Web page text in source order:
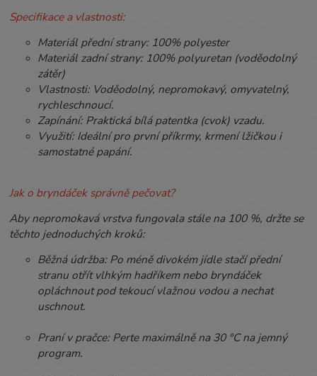
Specifikace a vlastnosti:
Materiál přední strany: 100% polyester
Materiál zadní strany: 100% polyuretan (voděodolný
zátěr)
Vlastnosti: Voděodolný, nepromokavý, omyvatelný,
rychleschnoucí.
Zapínání: Praktická bílá patentka (cvok) vzadu.
Využití: Ideální pro první příkrmy, krmení lžičkou i
samostatné papání.
Jak o bryndáček správně pečovat?
Aby nepromokavá vrstva fungovala stále na 100 %, držte se
těchto jednoduchých kroků:
Běžná údržba: Po méně divokém jídle stačí přední
stranu otřít vlhkým hadříkem nebo bryndáček
opláchnout pod tekoucí vlažnou vodou a nechat
uschnout.
Praní v pračce: Perte maximálně na 30 °C na jemný
program.